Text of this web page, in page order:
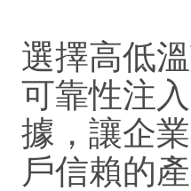
選擇高低
可靠性注
據，讓企
戶信賴的